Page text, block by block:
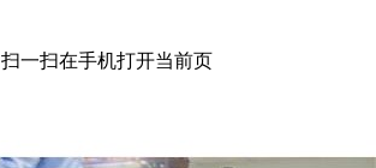
扫一扫在手机打开当前页